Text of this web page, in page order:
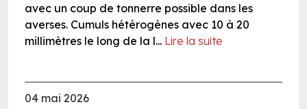
avec un coup de tonnerre possible dans les
averses. Cumuls hétérogènes avec 10 à 20
millimètres le long de la l... Lire la suite
04 mai 2026